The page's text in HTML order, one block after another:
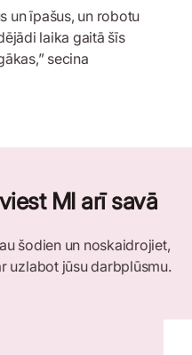
un īpašus, un robotu
laika gaitā šīs
secina
MI arī savā
šodien un noskaidrojiet,
uzlabot jūsu darbplūsmu.